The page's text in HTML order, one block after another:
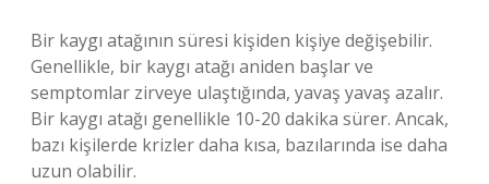
Bir kaygı atağının süresi kişiden kişiye değişebilir.
Genellikle, bir kaygı atağı aniden başlar ve
semptomlar zirveye ulaştığında, yavaş yavaş azalır.
Bir kaygı atağı genellikle 10-20 dakika sürer. Ancak,
bazı kişilerde krizler daha kısa, bazılarında ise daha
uzun olabilir.